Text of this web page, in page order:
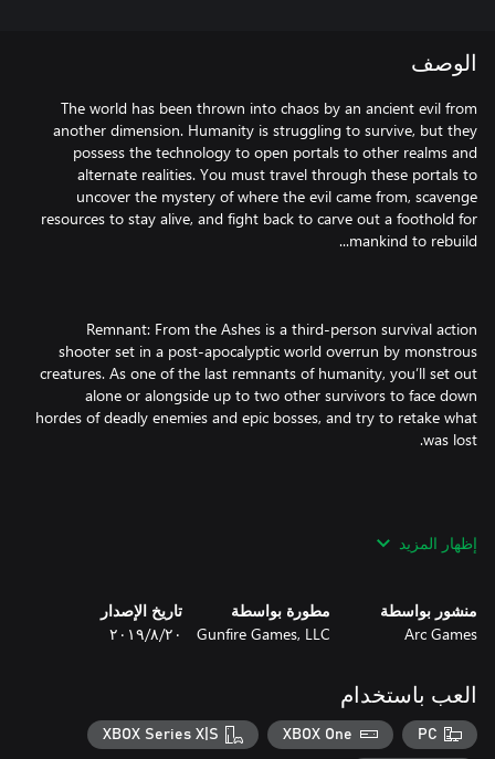
الوصف
The world has been thrown into chaos by an ancient evil from
another dimension. Humanity is struggling to survive, but they
possess the technology to open portals to other realms and
alternate realities. You must travel through these portals to
uncover the mystery of where the evil came from, scavenge
resources to stay alive, and fight back to carve out a foothold for
Remnant: From the Ashes is a third-person survival action
shooter set in a post-apocalyptic world overrun by monstrous
creatures. As one of the last remnants of humanity, you’ll set out
alone or alongside up to two other survivors to face down
hordes of deadly enemies and epic bosses, and try to retake what
play, filled with over 100 varieties of deadly enemies and 20 epic
As one of the last remnants of humanity, you’ll set out alone or
alongside up to two other players to face down hordes of deadly
إظهار المزيد
منشور بواسطة
Arc Games
مطورة بواسطة
Gunfire Games, LLC
تاريخ الإصدار
٢٠‏/٨‏/٢٠١٩
العب باستخدام
PC
XBOX One
XBOX Series X|S